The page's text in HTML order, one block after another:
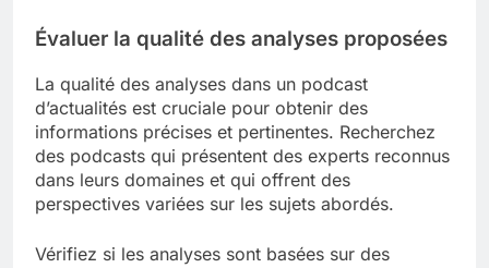
Évaluer la qualité des analyses proposées
La qualité des analyses dans un podcast
d’actualités est cruciale pour obtenir des
informations précises et pertinentes. Recherchez
des podcasts qui présentent des experts reconnus
dans leurs domaines et qui offrent des
perspectives variées sur les sujets abordés.
Vérifiez si les analyses sont basées sur des